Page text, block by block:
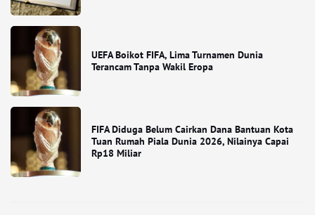
UEFA Boikot FIFA, Lima Turnamen Dunia
Terancam Tanpa Wakil Eropa
FIFA Diduga Belum Cairkan Dana Bantuan Kota
Tuan Rumah Piala Dunia 2026, Nilainya Capai
Rp18 Miliar